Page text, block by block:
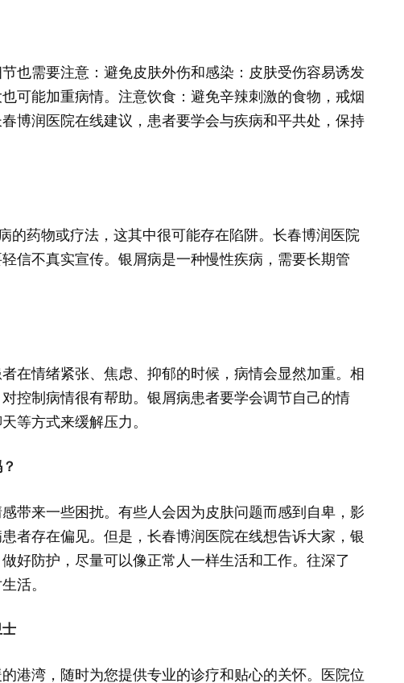
也需要注意：避免皮肤外伤和感染：皮肤受伤容易诱发
可能加重病情。注意饮食：避免辛辣刺激的食物，戒烟
博润医院在线建议，患者要学会与疾病和平共处，保持
的药物或疗法，这其中很可能存在陷阱。长春博润医院
信不真实宣传。银屑病是一种慢性疾病，需要长期管
在情绪紧张、焦虑、抑郁的时候，病情会显然加重。相
控制病情很有帮助。银屑病患者要学会调节自己的情
等方式来缓解压力。
带来一些困扰。有些人会因为皮肤问题而感到自卑，影
者存在偏见。但是，长春博润医院在线想告诉大家，银
好防护，尽量可以像正常人一样生活和工作。往深了
活。
港湾，随时为您提供专业的诊疗和贴心的关怀。医院位